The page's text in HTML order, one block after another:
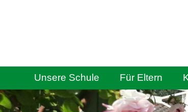
Unsere Schule Für Eltern